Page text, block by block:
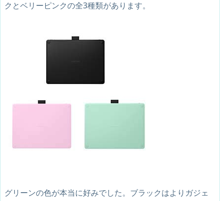
クとベリーピンクの全3種類があります。
グリーンの色が本当に好みでした。ブラックはよりガジェ